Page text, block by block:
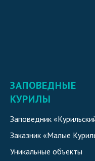
ЗАПОВЕДНЫЕ
КУРИЛЫ
Заповедник
Заказник «Малые
Уникальные объекты